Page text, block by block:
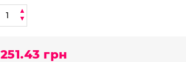
251.43 грн